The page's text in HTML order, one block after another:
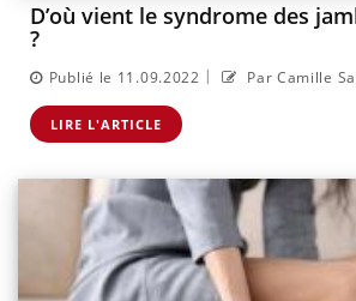
D’où vient le syndrome des
?
Publié le 11.09.2022 | Par Camille
LIRE L'ARTICLE